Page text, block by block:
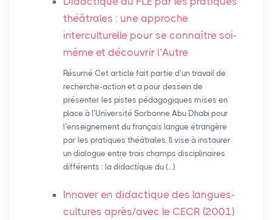
théâtrales : une approche
interculturelle pour se connaître soi-
même et découvrir l’Autre
Résumé Cet article fait partie d’un travail de
recherche-action et a pour dessein de
présenter les pistes pédagogiques mises en
place à l’Université Sorbonne Abu Dhabi pour
l’enseignement du français langue étrangère
par les pratiques théâtrales. Il vise à instaurer
un dialogue entre trois champs disciplinaires
différents : la didactique du (…)
Innover en didactique des langues-
cultures après/avec le CECR (2001)